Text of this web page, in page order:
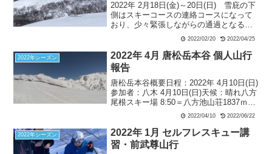
2022年 2月18日(金)～20日(日) 雪庇の下
側はスキーコースの連絡コースになって
おり、少々緊張しながらの通過となる。
シールを外し、北東面を快適に200m滑
走。トラバースして子兎森山へ向かい、
ここから東面を滑走し登り返す。尾根に
近づくほど雪質が良く、翌日の滑走候補
としてゲレンデにでる。ここで天候が急
変、シールを剥がしている間にコースも
分からなくなるほどの吹雪状態となる。
2022/02/20 2022/04/25
2022年シーズン
2022年 4月 唐松岳本谷 個人山行
報告
唐松岳本谷概要日程：2022年 4月10日(日)
参加者：八木 4月10日(日)天候：晴れ八方
尾根スキー場 8:50＝八方池山荘1837ｍ
9:30…丸山2433ｍ11:15…唐松岳頂上山荘
2618ｍ12:25…本谷エントリーポイント
2660...
2022/04/10 2022/06/22
2022年シーズン
2022年 1月 セルフレスキュー講
習・前武尊山行